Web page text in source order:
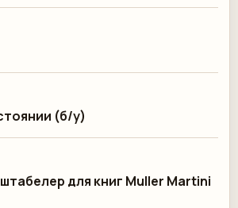
(б/у)
штабелер для книг Muller Martini